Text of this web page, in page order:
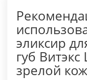
эликсир
губ Витэкс
зрелой